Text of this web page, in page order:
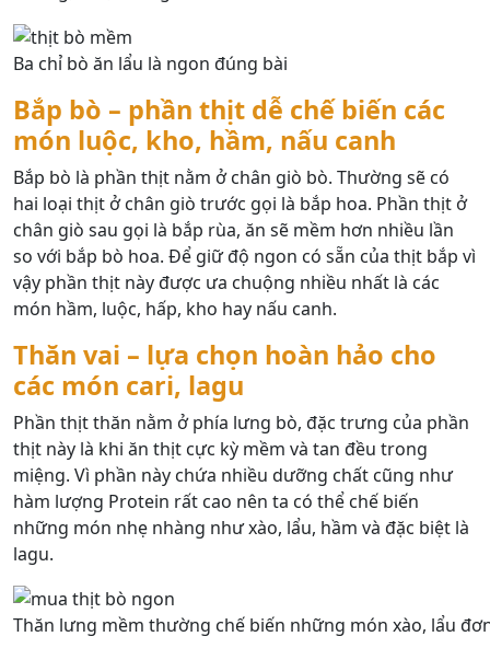
Ba chỉ bò ăn lẩu là ngon đúng bài
Bắp bò – phần thịt dễ chế biến các
món luộc, kho, hầm, nấu canh
Bắp bò là phần thịt nằm ở chân giò bò. Thường sẽ có
hai loại thịt ở chân giò trước gọi là bắp hoa. Phần thịt ở
chân giò sau gọi là bắp rùa, ăn sẽ mềm hơn nhiều lần
so với bắp bò hoa. Để giữ độ ngon có sẵn của thịt bắp vì
vậy phần thịt này được ưa chuộng nhiều nhất là các
món hầm, luộc, hấp, kho hay nấu canh.
Thăn vai – lựa chọn hoàn hảo cho
các món cari, lagu
Phần thịt thăn nằm ở phía lưng bò, đặc trưng của phần
thịt này là khi ăn thịt cực kỳ mềm và tan đều trong
miệng. Vì phần này chứa nhiều dưỡng chất cũng như
hàm lượng Protein rất cao nên ta có thể chế biến
những món nhẹ nhàng như xào, lẩu, hầm và đặc biệt là
lagu.
Thăn lưng mềm thường chế biến những món xào, lẩu